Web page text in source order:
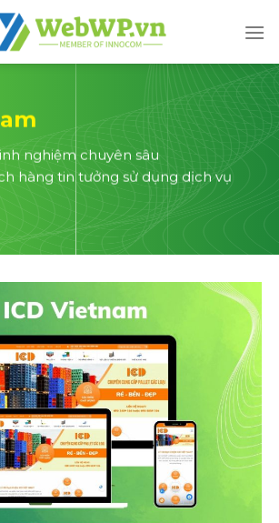
nghiệm chuyên sâu
hàng tin tưởng sử dụng dịch vụ